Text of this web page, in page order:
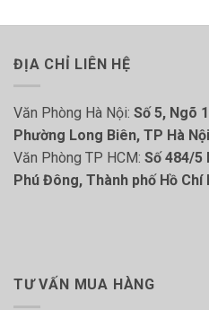
ĐỊA CHỈ LIÊN HỆ
Văn Phòng Hà Nội: Số 5, Ngõ
Phường Long Biên, TP Hà
Văn Phòng TP HCM: Số 484/5
Phú Đông, Thành phố Hồ Chí
TƯ VẤN MUA HÀNG